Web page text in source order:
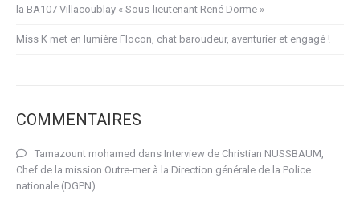
la BA107 Villacoublay « Sous-lieutenant René Dorme »
Miss K met en lumière Flocon, chat baroudeur, aventurier et engagé !
COMMENTAIRES
Tamazount mohamed dans Interview de Christian NUSSBAUM,
Chef de la mission Outre-mer à la Direction générale de la Police
nationale (DGPN)